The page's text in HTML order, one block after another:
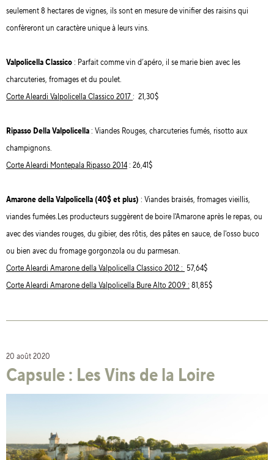
seulement 8 hectares de vignes, ils sont en mesure de vinifier des raisins qui
confèreront un caractère unique à leurs vins.
Valpolicella Classico: Parfait comme vin d’apéro, il se marie bien avec les
charcuteries, fromages et du poulet.
Corte Aleardi Valpolicella Classico 2017: 21,30$
Ripasso Della Valpolicella: Viandes Rouges, charcuteries fumés, risotto aux
champignons.
Corte Aleardi Montepala Ripasso 2014: 26,41$
Amarone della Valpolicella (40$ et plus) : Viandes braisés, fromages vieillis,
viandes fumées.Les producteurs suggèrent de boire l'Amarone après le repas, ou
avec des viandes rouges, du gibier, des rôtis, des pâtes en sauce, de l'osso buco
ou bien avec du fromage gorgonzola ou du parmesan.
Corte Aleardi Amarone della Valpolicella Classico 2012 : 57,64$
Corte Aleardi Amarone della Valpolicella Bure Alto 2009 : 81,85$
20 août 2020
Capsule : Les Vins de la Loire